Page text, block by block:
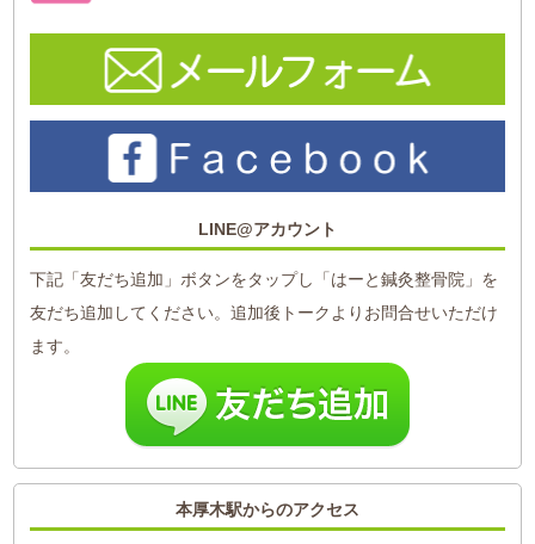
LINE@アカウント
下記「友だち追加」ボタンをタップし「はーと鍼灸整骨院」を
友だち追加してください。追加後トークよりお問合せいただけ
ます。
本厚木駅からのアクセス